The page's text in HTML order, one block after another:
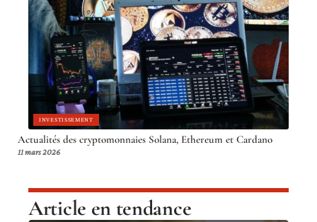
INVESTISSEMENT
Actualités des cryptomonnaies Solana, Ethereum et Cardano
11 mars 2026
Article en tendance